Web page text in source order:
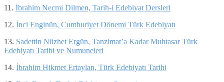
11. İbrahim Necmi Dilmen, Tarih-i Edebiyat Dersleri
12. İnci Enginün, Cumhuriyet Dönemi Türk Edebiyatı
13. Sadettin Nüzhet Ergün, Tanzimat’a Kadar Muhtasar Türk
Edebiyatı Tarihi ve Numuneleri
14. İbrahim Hikmet Ertaylan, Türk Edebiyatı Tarihi